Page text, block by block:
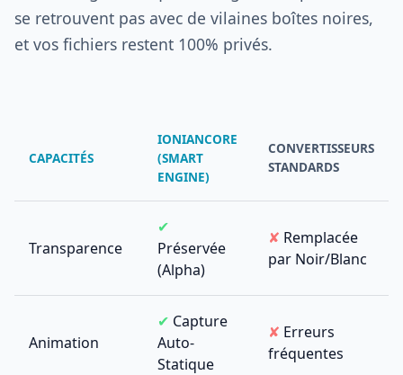
se retrouvent pas avec de vilaines boîtes noires,
et vos fichiers restent 100% privés.
CAPACITÉS
IONIANCORE
(SMART
ENGINE)
CONVERTISSEURS
STANDARDS
Transparence
✔
Préservée
(Alpha)
✘ Remplacée
par Noir/Blanc
Animation
✔ Capture
Auto-
Statique
✘ Erreurs
fréquentes